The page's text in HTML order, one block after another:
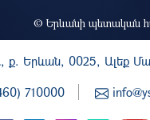
© Երևանի պետական
ք. Երևան, 0025, Ալեք
710000